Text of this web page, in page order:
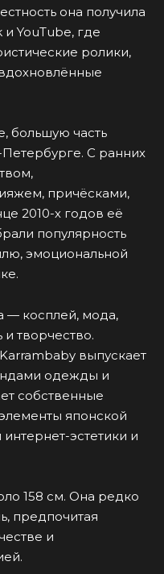
она получила
и YouTube, где
ролики,
большую часть
С ранних
причёсками,
2010-х годов её
популярность
эмоциональной
— косплей, мода,
творчество.
выпускает
одежды и
собственные
японской
эстетики и
158 см. Она редко
предпочитая
и